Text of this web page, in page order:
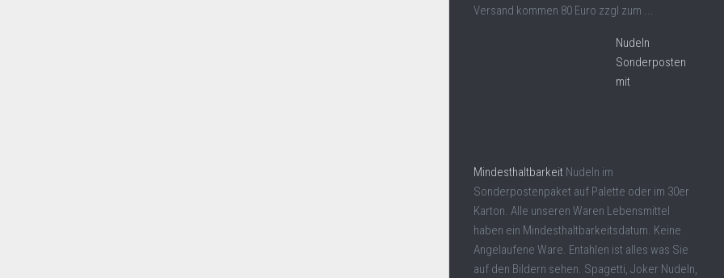
Versand kommen 80 Euro zzgl zum ...
Nudeln
Sonderposten
mit
Mindesthaltbarkeit Nudeln im
Sonderpostenpaket auf Palette oder im 30er
Karton. Alle unseren Waren Lebensmittel
haben ein Mindesthaltbarkeitsdatum. Keine
Angelaufene Ware. Entahlen ist alles was Sie
auf den Bildern sehen. Spagetti, Joker Nudeln,